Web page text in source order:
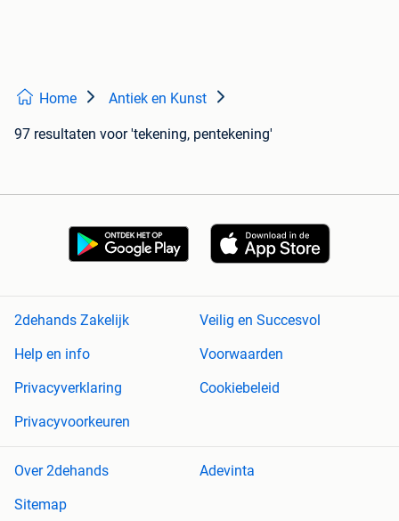
Home Antiek en Kunst
97 resultaten voor 'tekening, pentekening'
2dehands Zakelijk
Veilig en Succesvol
Help en info
Voorwaarden
Privacyverklaring
Cookiebeleid
Privacyvoorkeuren
Over 2dehands
Adevinta
Sitemap